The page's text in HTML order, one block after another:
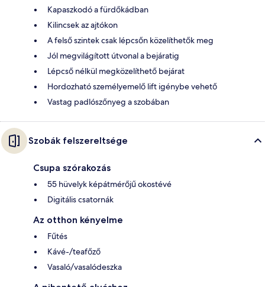
Kapaszkodó a fürdőkádban
Kilincsek az ajtókon
A felső szintek csak lépcsőn közelíthetők meg
Jól megvilágított útvonal a bejáratig
Lépcső nélkül megközelíthető bejárat
Hordozható személyemelő lift igénybe vehető
Vastag padlószőnyeg a szobában
Szobák felszereltsége
Csupa szórakozás
55 hüvelyk képátmérőjű okostévé
Digitális csatornák
Az otthon kényelme
Fűtés
Kávé-/teafőző
Vasaló/vasalódeszka